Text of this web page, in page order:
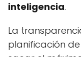
inteligencia.
La
planificación